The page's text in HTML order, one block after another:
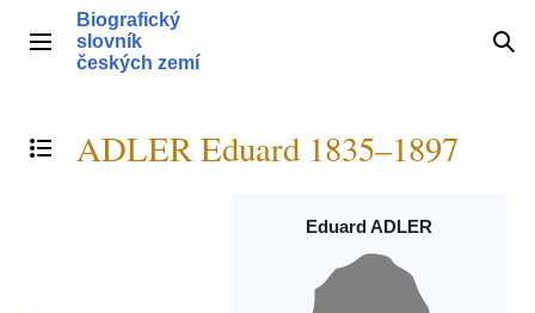
obsahHlavní menu
Biografický
slovník
českých zemí
Přepnout obsah
ADLER Eduard 1835–1897
Eduard ADLER